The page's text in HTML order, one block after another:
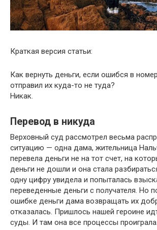
Краткая версия статьи:
Как вернуть деньги, если ошибся в
отправил их куда-то не туда?
Никак.
Перевод в никуда
Верховный суд рассмотрел весьма
ситуацию — одна дама, жительница
перевела деньги не на тот счет, на
деньги не дошли и она стала
одну цифру увидела и попыталась
переведенные деньги с получателя. Но
ошибке деньги дама возвращать их
отказалась. Пришлось нашей героине
суды. И там она все процессы проиграла.